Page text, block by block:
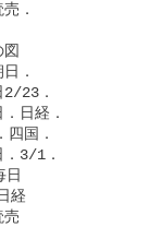
．
．
23．
日経．
国．
3/1．
経